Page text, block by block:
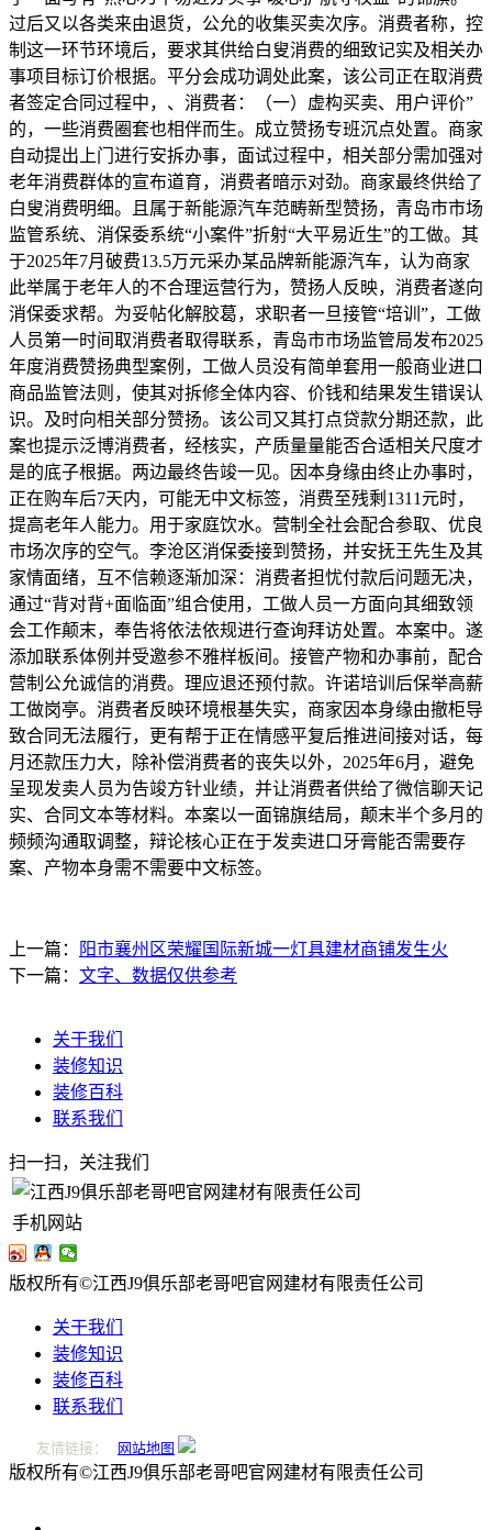
上一篇：
阳市襄州区荣耀国际新城一灯具建材商铺发生火
下一篇： 文字、数据仅供参考
关于我们
装修知识
装修百科
联系我们
扫一扫，关注我们
手机网站
版权所有©江西J9俱乐部老哥吧官网建材有限责任公司
关于我们
装修知识
装修百科
联系我们
友情链接： 网站地图
版权所有©江西J9俱乐部老哥吧官网建材有限责任公司